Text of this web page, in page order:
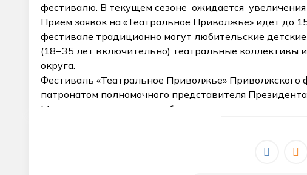
фестивалю. В текущем сезоне ожидается увеличения
Прием заявок на «Театральное Приволжье» идет до
фестивале традиционно могут любительские
(18−35 лет включительно) театральные коллективы
округа.
Фестиваль «Театральное Приволжье» Приволжского
патронатом полномочного представителя
Министерство культуры области.